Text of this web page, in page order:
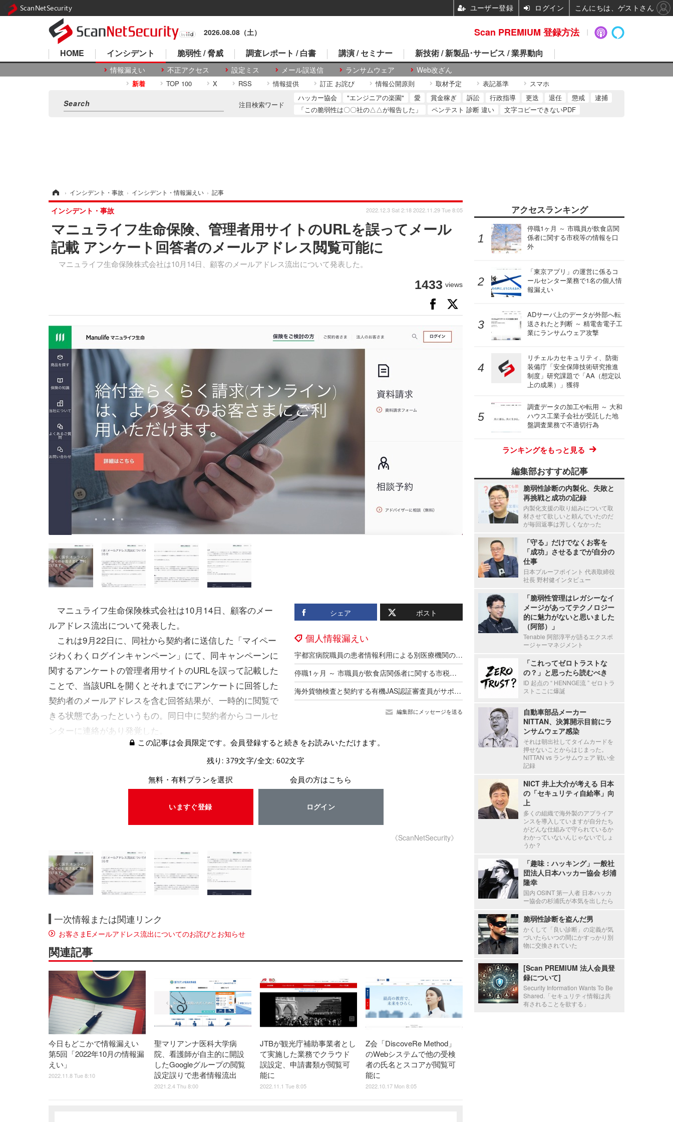
2026.08.08（土）
HOME インシデント
情報漏えい 不正アクセス 設定ミス メール誤送信 ランサムウェア Web改ざん
脆弱性 / 脅威 調査レポート / 白書 講演 / セミナー 新技術 / 新製品･サービス / 業界動向
新着 TOP 100 X RSS 情報提供 訂正 お詫び 情報公開原則 取材予定 表記基準 スマホ
注目検索ワード
ハッカー協会 "エンジニアの楽園" 愛 賞金稼ぎ 訴訟 行政指導 更迭 退任 懲戒
逮捕
「この脆弱性は〇〇社の△△が報告した」
ペンテスト 診断 違い 文字コピーできないPDF
› インシデント・事故 › インシデント・情報漏えい › 記事
マニュライフ生命保険、管理者用サイトのURLを誤ってメール
記載 アンケート回答者のメールアドレス閲覧可能に
マニュライフ生命保険株式会社は10月14日、顧客のメールアドレス流出について発表した。
インシデント・事故 2022.12.3 Sat 2:18 2022.11.29 Tue 8:05
1433 views
シェア ポスト
個人情報漏えい
宇都宮病院職員の患者情報利用による別医療機関のダイレクトメール郵送、調査の結果 直接的金銭的利益の受領が無いことを確認
停職1ヶ月 ～ 市職員が飲食店関係者に関する市税等の情報を口外
海外貨物検査と契約する有機JAS認証審査員がサポート詐欺被害
編集部にメッセージを送る
マニュライフ生命保険株式会社は10月14日、顧客のメー
ルアドレス流出について発表した。
これは9月22日に、同社から契約者に送信した「マイペー
ジわくわくログインキャンペーン」にて、同キャンペーンに
関するアンケートの管理者用サイトのURLを誤って記載した
ことで、当該URLを開くとそれまでにアンケートに回答した
契約者のメールアドレスを含む回答結果が、一時的に閲覧で
きる状態であったというもの。同日中に契約者からコールセ
ンターに連絡があり発覚した。
この記事は会員限定です。会員登録すると続きをお読みいただけます。
残り: 379文字/全文: 602文字
無料・有料プランを選択
いますぐ登録
会員の方はこちら
ログイン
《ScanNetSecurity》
一次情報または関連リンク
お客さまEメールアドレス流出についてのお詫びとお知らせ
関連記事
今日もどこかで情報漏えい
第5回「2022年10月の情報漏
えい」
2022.11.8 Tue 8:10
聖マリアンナ医科大学病
院、看護師が自主的に開設
したGoogleグループの閲覧
設定誤りで患者情報流出
2021.2.4 Thu 8:00
JTBが観光庁補助事業者とし
て実施した業務でクラウド
誤設定、申請書類が閲覧可
能に
2022.11.1 Tue 8:05
Z会「DiscoveRe Method」
のWebシステムで他の受検
者の氏名とスコアが閲覧可
能に
2022.10.17 Mon 8:05
アクセスランキング
停職1ヶ月 ～ 市職員が飲食店関
係者に関する市税等の情報を口
外
「東京アプリ」の運営に係るコ
ールセンター業務で1名の個人情
報漏えい
ADサーバ上のデータが外部へ転
送されたと判断 ～ 精電舎電子工
業にランサムウェア攻撃
リチェルカセキュリティ、防衛
装備庁「安全保障技術研究推進
制度」研究課題で「AA（想定以
上の成果）」獲得
調査データの加工や転用 ～ 大和
ハウス工業子会社が受託した地
盤調査業務で不適切行為
ランキングをもっと見る
編集部おすすめ記事
脆弱性診断の内製化、失敗と
再挑戦と成功の記録
内製化支援の取り組みについて取
材させて欲しいと頼んでいたのだ
が毎回返事は芳しくなかった
「守る」だけでなくお客を
「成功」させるまでが自分の
仕事
日本プルーフポイント 代表取締役
社長 野村健インタビュー
「脆弱性管理はレガシーなイ
メージがあってテクノロジー
的に魅力がないと思いました
（阿部）」
Tenable 阿部淳平が語るエクスポ
ージャーマネジメント
「これってゼロトラストな
の？」と思ったら読むべき
ID 起点の “ HENNGE流 ” ゼロトラ
ストここに爆誕
自動車部品メーカー
NITTAN、決算開示目前にラ
ンサムウェア感染
それは朝出社してタイムカードを
押せないことからはじまった。
NITTAN vs ランサムウェア 戦い全
記録
NICT 井上大介が考える 日本
の「セキュリティ自給率」向
上
多くの組織で海外製のアプライア
ンスを導入していますが自分たち
がどんな仕組みで守られているか
わかっていないんじゃないでしょ
うか？
「趣味：ハッキング」一般社
団法人日本ハッカー協会 杉浦
隆幸
国内 OSINT 第一人者 日本ハッカ
ー協会の杉浦氏が本気を出したら
脆弱性診断を盗んだ男
かくして「良い診断」の定義が気
づいたらいつの間にかすっかり別
物に交換されていた
[Scan PREMIUM 法人会員登
録について]
Security Information Wants To Be
Shared.「セキュリティ情報は共
有されることを欲する」
Scan PREMIUM 登録方法
ScanNetSecurity ユーザー登録 ログイン こんにちは、ゲストさん